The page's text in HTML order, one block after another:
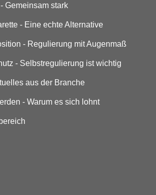
Gemeinsam stark
- Eine echte Alternative
- Regulierung mit Augenmaß
- Selbstregulierung ist wichtig
aus der Branche
- Warum es sich lohnt